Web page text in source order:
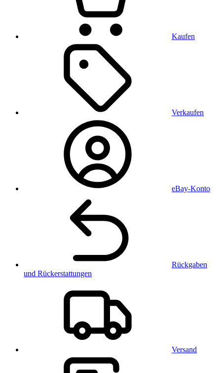
Kaufen
Verkaufen
eBay-Konto
Rückgaben
und Rückerstattungen
Versand